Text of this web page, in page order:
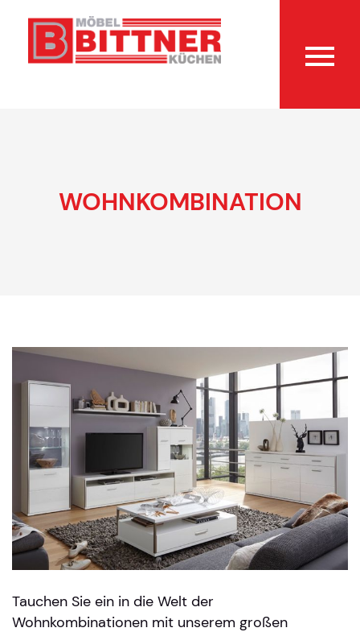
WOHNKOMBINATION
Tauchen Sie ein in die Welt der
Wohnkombinationen mit unserem großen